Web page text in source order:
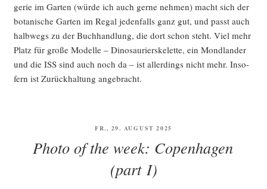
ge­rie im Gar­ten (wür­de ich auch ger­ne neh­men) macht sich der
bota­ni­sche Gar­ten im Regal jeden­falls ganz gut, und passt auch
halb­wegs zu der Buch­hand­lung, die dort schon steht. Viel mehr
Platz für gro­ße Model­le – Dino­sau­ri­er­ske­let­te, ein Mond­lan­der
und die ISS sind auch noch da – ist aller­dings nicht mehr. Inso­
fern ist Zurück­hal­tung angebracht.
VERÖFFENTLICHT
FR., 29. AUGUST 2025
Photo of the week: Copenhagen
(part I)